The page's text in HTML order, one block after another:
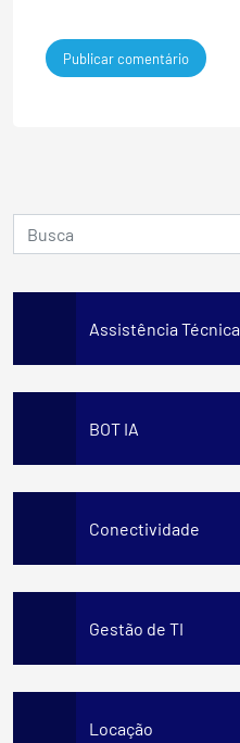
Assistência Técnica
BOT IA
Conectividade
Gestão de TI
Locação